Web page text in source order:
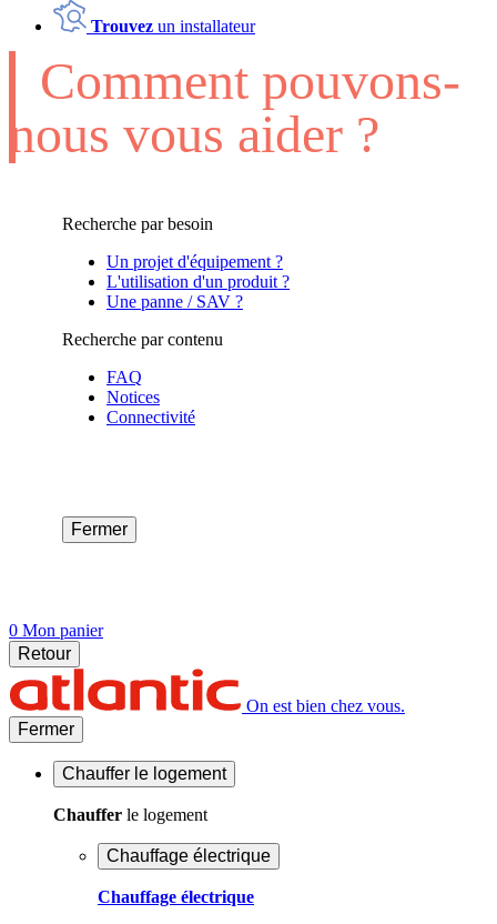
Trouvez un installateur
Comment pouvons-
nous vous aider ?
Recherche par besoin
Un projet d'équipement ?
L'utilisation d'un produit ?
Une panne / SAV ?
Recherche par contenu
FAQ
Notices
Connectivité
Fermer
0 Mon panier
Retour
On est bien chez vous.
Fermer
Chauffer le logement
Chauffer le logement
Chauffage électrique
Chauffage électrique